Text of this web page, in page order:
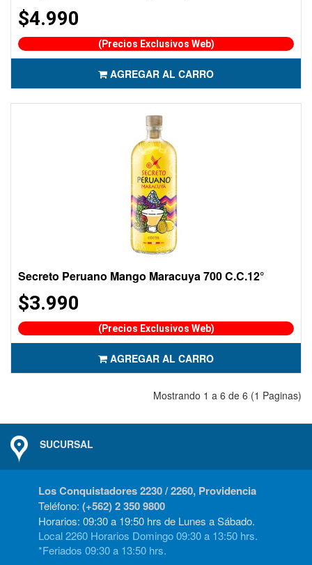
$4.990
(Precios Exclusivos Web)
AGREGAR AL CARRO
Secreto Peruano Mango Maracuya 700 C.C.12°
$3.990
(Precios Exclusivos Web)
AGREGAR AL CARRO
Mostrando 1 a 6 de 6 (1 Paginas)
SUCURSAL
Los Conquistadores 2230 / 2260, Providencia
Teléfono: (+562) 2 350 9800
Horarios: 09:30 a 19:50 hrs de Lunes a Sábado.
Local 2260 Horarios Domingo 09:30 a 13:50 hrs.
*Feriados 09:30 a 13:50 hrs.